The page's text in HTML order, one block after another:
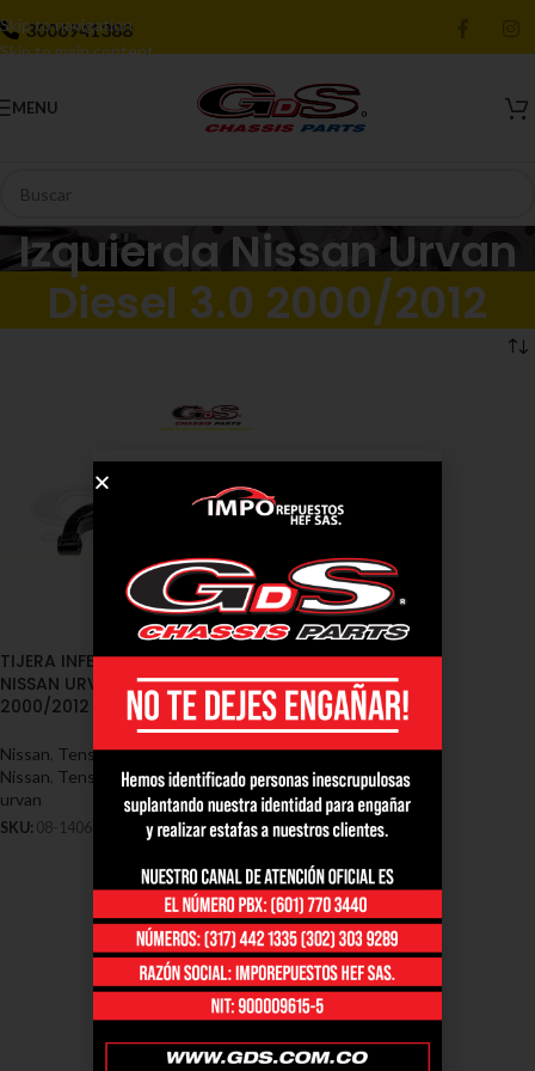
Skip to navigation
Skip to main content
3006941388
MENU
Izquierda Nissan Urvan
Diesel 3.0 2000/2012
TIJERA INFERIOR IZQUIERDA
NISSAN URVAN DIESEL 3.0
2000/2012 (08-1406)
Nissan Tensores y Tijeras -
Nissan Tensores y tijeras nissan
urvan
SKU: 08-1406